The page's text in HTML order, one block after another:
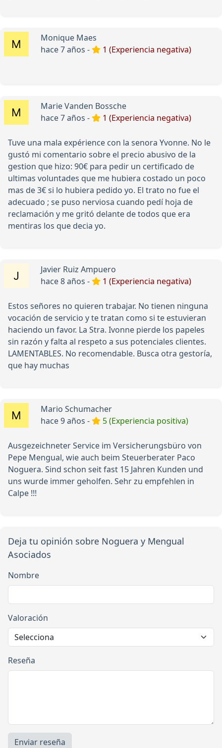
Monique Maes
hace 7 años -
1 (Experiencia negativa)
Marie Vanden Bossche
hace 7 años -
1 (Experiencia negativa)
Tuve una mala expérience con la senora Yvonne. No le
gustó mi comentario sobre el precio abusivo de la
gestion que hizo: 90€ para pedir un certificado de
ultimas voluntades que me hubiera costado un poco
mas de 3€ si lo hubiera pedido yo. El trato no fue el
adecuado ; se puso nerviosa cuando pedí hoja de
reclamación y me gritó delante de todos que era
mentiras los que decia yo.
Javier Ruiz Ampuero
hace 8 años -
1 (Experiencia negativa)
Estos señores no quieren trabajar. No tienen ninguna
vocación de servicio y te tratan como si te estuvieran
haciendo un favor. La Stra. Ivonne pierde los papeles
sin razón y falta al respeto a sus potenciales clientes.
LAMENTABLES. No recomendable. Busca otra gestoría,
que hay muchas
Mario Schumacher
hace 9 años -
5 (Experiencia positiva)
Ausgezeichneter Service im Versicherungsbüro von
Pepe Mengual, wie auch beim Steuerberater Paco
Noguera. Sind schon seit fast 15 Jahren Kunden und
uns wurde immer geholfen. Sehr zu empfehlen in
Calpe !!!
Deja tu opinión sobre Noguera y Mengual
Asociados
Nombre
Valoración
Reseña
Enviar reseña